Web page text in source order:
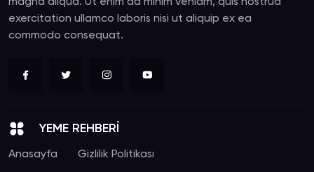
exercitation ullamco laboris nisi ut aliquip ex ea
commodo consequat.
YEME REHBERİ
Anasayfa Gizlilik Politikası